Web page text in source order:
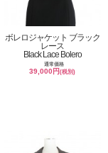
ボレロジャケット ブラック
レース
Black Lace Bolero
通常価格
39,000円(税別)